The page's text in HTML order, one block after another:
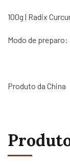
100g | Radix
Modo de
Produto da China